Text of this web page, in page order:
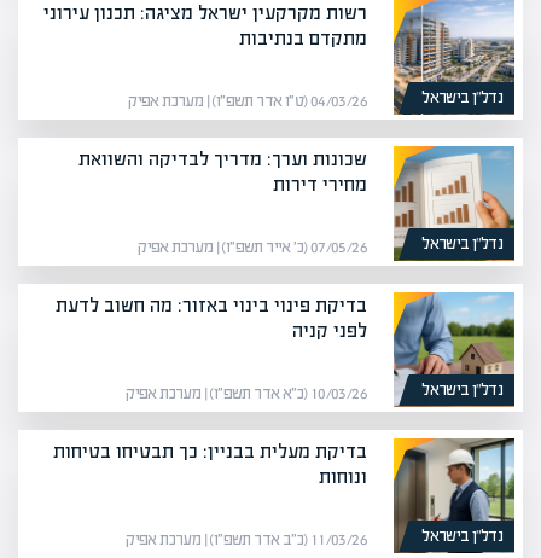
נדל”ן בישראל
רשות מקרקעין ישראל מציגה: תכנון עירוני
מתקדם בנתיבות
04/03/26 (ט״ו אדר תשפ״ו) | מערכת אפיק
נדל”ן בישראל
שכונות וערך: מדריך לבדיקה והשוואת
מחירי דירות
07/05/26 (כ׳ אייר תשפ״ו) | מערכת אפיק
נדל”ן בישראל
בדיקת פינוי בינוי באזור: מה חשוב לדעת
לפני קניה
10/03/26 (כ״א אדר תשפ״ו) | מערכת אפיק
נדל”ן בישראל
בדיקת מעלית בבניין: כך תבטיחו בטיחות
ונוחות
11/03/26 (כ״ב אדר תשפ״ו) | מערכת אפיק